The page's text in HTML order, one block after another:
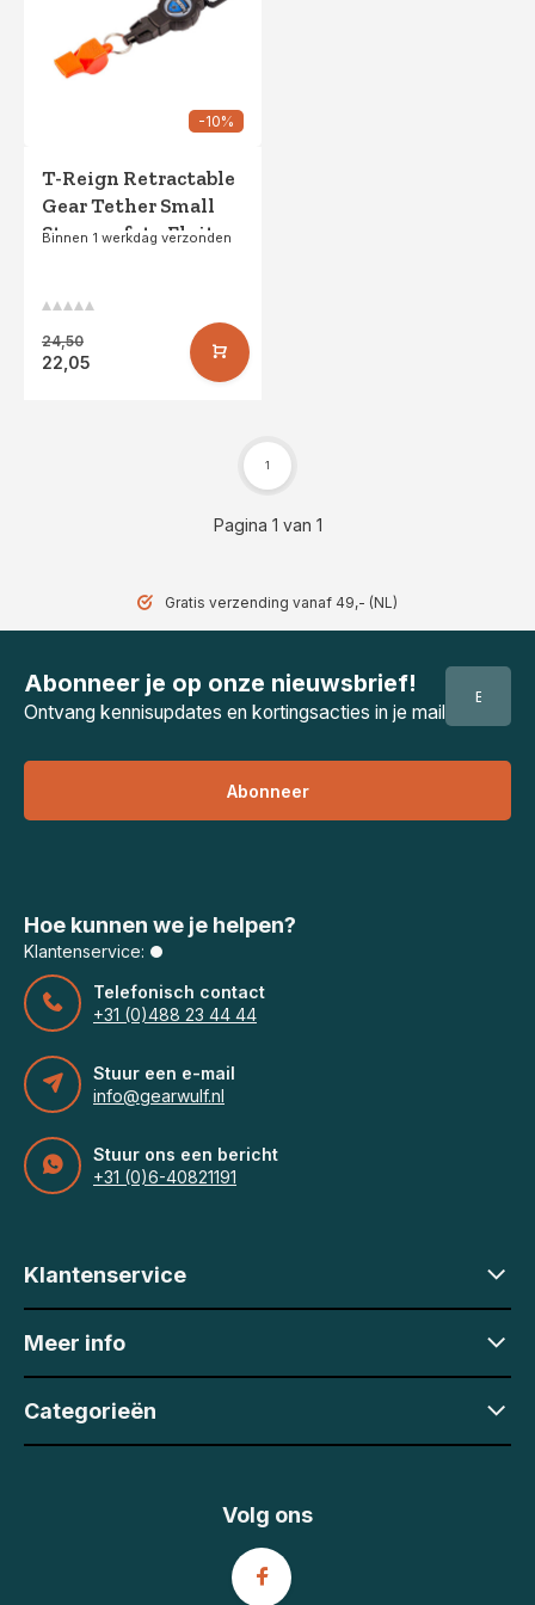
-10%
T-Reign Retractable
Gear Tether Small
Strap+safety Fluit
Binnen 1 werkdag verzonden
24,50
22,05
Pagina 1 van 1
1
Gratis verzending vanaf 49,- (NL)
Abonneer je op onze nieuwsbrief!
Ontvang kennisupdates en kortingsacties in je mail
Abonneer
Hoe kunnen we je helpen?
Klantenservice:
Telefonisch contact
+31 (0)488 23 44 44
Stuur een e-mail
info@gearwulf.nl
Stuur ons een bericht
+31 (0)6-40821191
Klantenservice
Meer info
Categorieën
Volg ons